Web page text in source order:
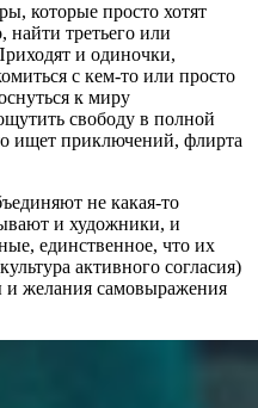
которые просто хотят
третьего или
и одиночки,
с кем-то или просто
к миру
свободу в полной
ищет приключений, флирта
не какая-то
и художники, и
единственное, что их
активного согласия)
желания самовыражения